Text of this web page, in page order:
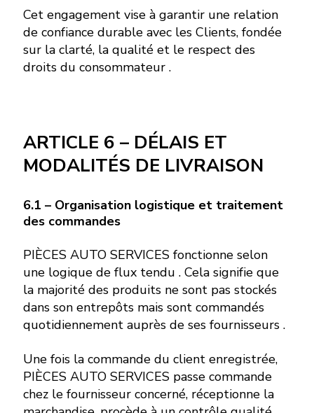
Cet engagement vise à garantir une relation
de confiance durable avec les Clients, fondée
sur la clarté, la qualité et le respect des
droits du consommateur .
ARTICLE 6 – DÉLAIS ET
MODALITÉS DE LIVRAISON
6.1 – Organisation logistique et traitement
des commandes
PIÈCES AUTO SERVICES fonctionne selon
une logique de flux tendu . Cela signifie que
la majorité des produits ne sont pas stockés
dans son entrepôts mais sont commandés
quotidiennement auprès de ses fournisseurs .
Une fois la commande du client enregistrée,
PIÈCES AUTO SERVICES passe commande
chez le fournisseur concerné, réceptionne la